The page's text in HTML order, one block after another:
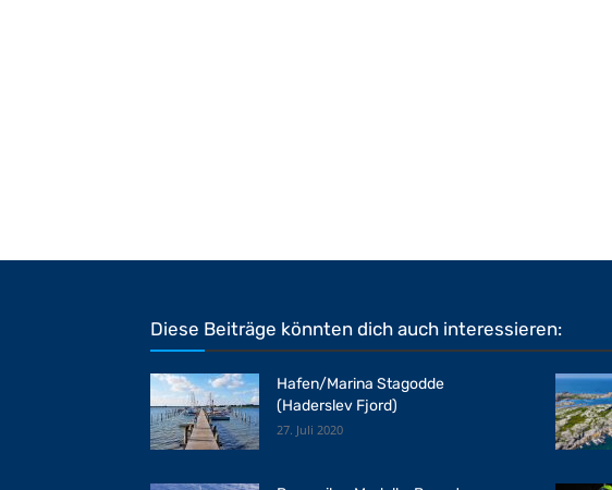
Diese Beiträge könnten dich auch interessieren:
Hafen/Marina Stagodde
(Haderslev Fjord)
27. Juli 2020